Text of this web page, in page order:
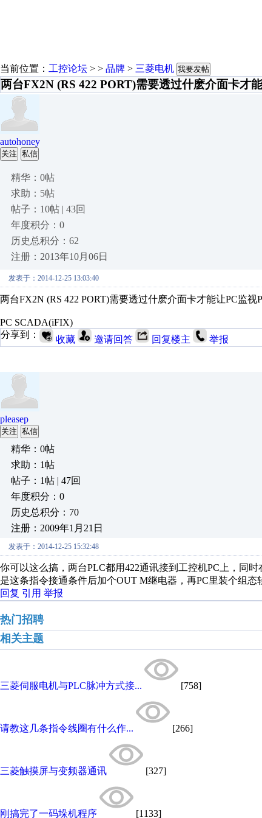
当前位置： 工控论坛 > > 品牌 > 三菱电机 我要发帖
两台FX2N (RS 422 PORT)需要透过什麽介面卡才
autohoney
关注 私信
精华：0帖
求助：5帖
帖子：10帖 | 43回
年度积分：0
历史总积分：62
注册：2013年10月06日
发表于：2014-12-25 13:03:40
两台FX2N (RS 422 PORT)需要透过什麽介面卡才能让PC监视
PC SCADA(iFIX)
分享到：
收藏 邀请回答 回复楼主 举报
pleasep
关注 私信
精华：0帖
求助：1帖
帖子：1帖 | 47回
年度积分：0
历史总积分：70
注册：2009年1月21日
发表于：2014-12-25 15:32:48
你可以这么搞，两台PLC都用422通讯接到工控机PC上，同
是这条指令接通条件后加个OUT M继电器，再PC里装个组
回复 引用 举报
热门招聘
相关主题
三菱伺服电机与PLC脉冲方式接... [758]
请教这几条指令线圈有什么作... [266]
三菱触摸屏与变频器通讯 [327]
刚搞完了一码垛机程序 [1133]